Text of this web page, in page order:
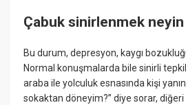
Çabuk sinirlenmek
Bu durum, depresyon, kaygı
Normal konuşmalarda bile sinirli
araba ile yolculuk esnasında kişi
sokaktan döneyim?” diye sorar,